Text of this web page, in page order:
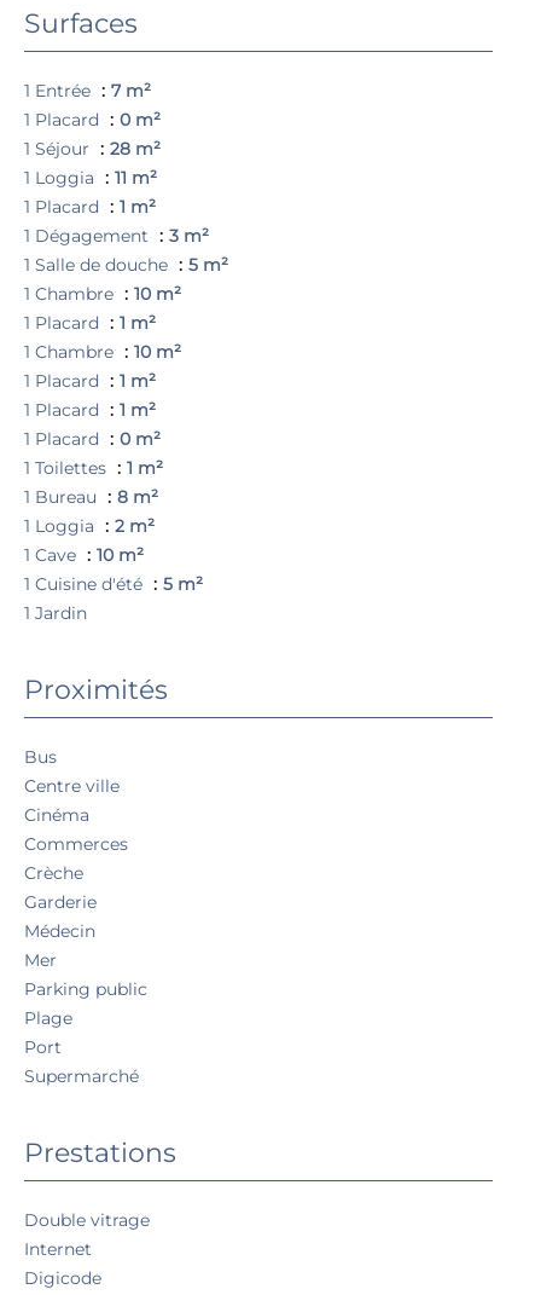
Surfaces
1 Entrée
7 m²
1 Placard
0 m²
1 Séjour
28 m²
1 Loggia
11 m²
1 Placard
1 m²
1 Dégagement
3 m²
1 Salle de douche
5 m²
1 Chambre
10 m²
1 Placard
1 m²
1 Chambre
10 m²
1 Placard
1 m²
1 Placard
1 m²
1 Placard
0 m²
1 Toilettes
1 m²
1 Bureau
8 m²
1 Loggia
2 m²
1 Cave
10 m²
1 Cuisine d'été
5 m²
1 Jardin
Proximités
Bus
Centre ville
Cinéma
Commerces
Crèche
Garderie
Médecin
Mer
Parking public
Plage
Port
Supermarché
Prestations
Double vitrage
Internet
Digicode